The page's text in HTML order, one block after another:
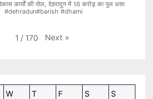
कार्यों की पोल, देहरादून में 16 करोड़ का पुल धसा
#dehradun#barish #dhami
1 / 170 Next »
W T F S
S